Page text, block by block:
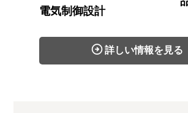
電気制御設計
詳しい情報を見る